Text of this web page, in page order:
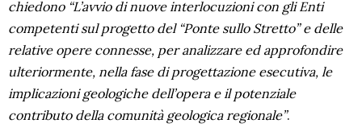
chiedono “L’avvio di nuove interlocuzioni con gli Enti
competenti sul progetto del “Ponte sullo Stretto” e delle
relative opere connesse, per analizzare ed approfondire
ulteriormente, nella fase di progettazione esecutiva, le
implicazioni geologiche dell’opera e il potenziale
contributo della comunità geologica regionale”.